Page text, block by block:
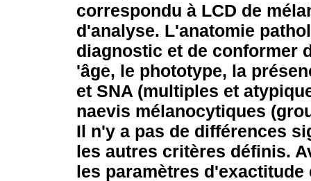
correspondu à LCD de
d'analyse. L'anatomie
diagnostic et de conformer
'âge, le phototype, la
et SNA (multiples et
naevis mélanocytiques
Il n'y a pas de différences
les autres critères définis.
les paramètres d'exactitude